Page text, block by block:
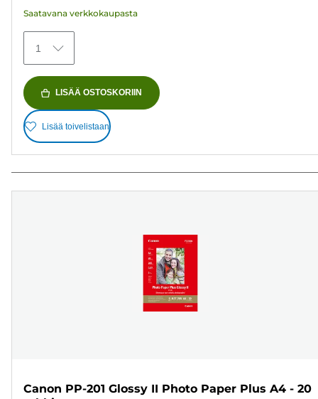
Saatavana verkkokaupasta
1
LISÄÄ OSTOSKORIIN
Lisää toivelistaan
Canon PP-201 Glossy II Photo Paper Plus A4 - 20